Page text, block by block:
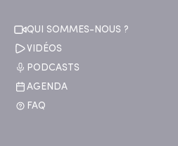
QUI SOMMES-NOUS ?
VIDÉOS
PODCASTS
AGENDA
FAQ